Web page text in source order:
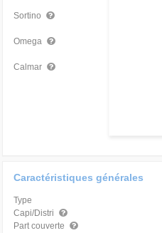
Sortino
Omega
Calmar
Caractéristiques générales
Type
Capi/Distri
Part couverte